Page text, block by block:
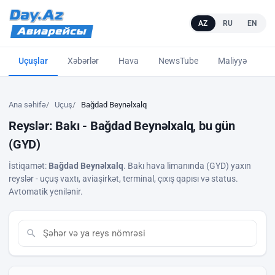
AZ RU EN
Uçuşlar Xəbərlər Hava NewsTube Maliyyə
Ana səhifə Uçuş Bağdad Beynəlxalq
Reyslər: Bakı - Bağdad Beynəlxalq, bu gün
(GYD)
İstiqamət: Bağdad Beynəlxalq. Bakı hava limanında (GYD) yaxın
reyslər - uçuş vaxtı, aviaşirkət, terminal, çıxış qapısı və status.
Avtomatik yenilənir.